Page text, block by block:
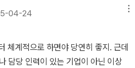
한다. 본인이 직접 콘텐츠를 올리지
얻을 수 없다. 가장 먼저 실행자가 되
서 가장 마음에 드는 것으로 틱톡,
이스북, 유튜브, 스냅챗이 선호하는
에서 이야기하는 콘텐츠 전략, 플랫폼
04-24
체계적으로 하면야 당연히 좋지. 근데
담당 인력이 있는 기업이 아닌 이상